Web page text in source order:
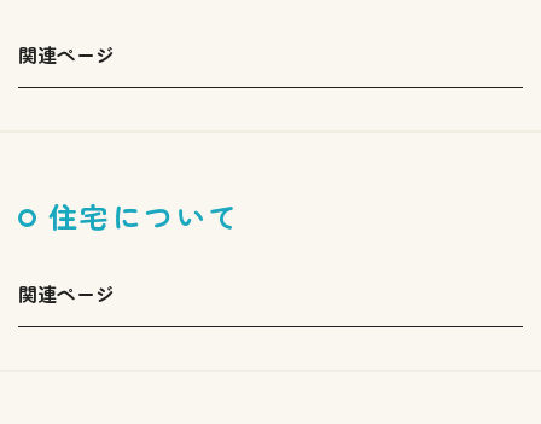
関連ページ
住宅について
関連ページ